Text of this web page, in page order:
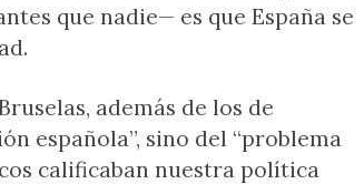
que nadie— es que España se
además de los de
española”, sino del “problema
calificaban nuestra política